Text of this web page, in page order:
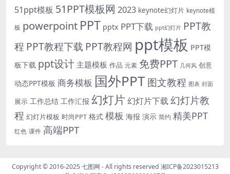
51ppt模板 51PPT模板网 2023 keynote幻灯片 keynote模
板 powerpoint PPT pptx PPT下载 ppt幻灯片 PPT教
程 PPT教程下载 PPT教程网 ppt模板 PPT模
板下载 ppt设计 主题模板 作品 元素 免费PPT 几何风 创意
动态PPT模板 商务模板 国外PPT图文教程 图表 封面
展示 工作总结 工作汇报 幻灯片 幻灯片下载 幻灯片教
程 幻灯片模板 时尚PPT 格式 模板 海报 演示 简约 精美PPT
红色 课件 高端PPT
Copyright © 2016-2025七图网 - All rights reserved 湘ICP备2023015213